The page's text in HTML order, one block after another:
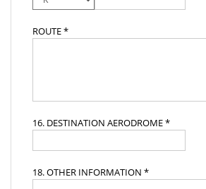
ROUTE *
16. DESTINATION AERODROME *
18. OTHER INFORMATION *